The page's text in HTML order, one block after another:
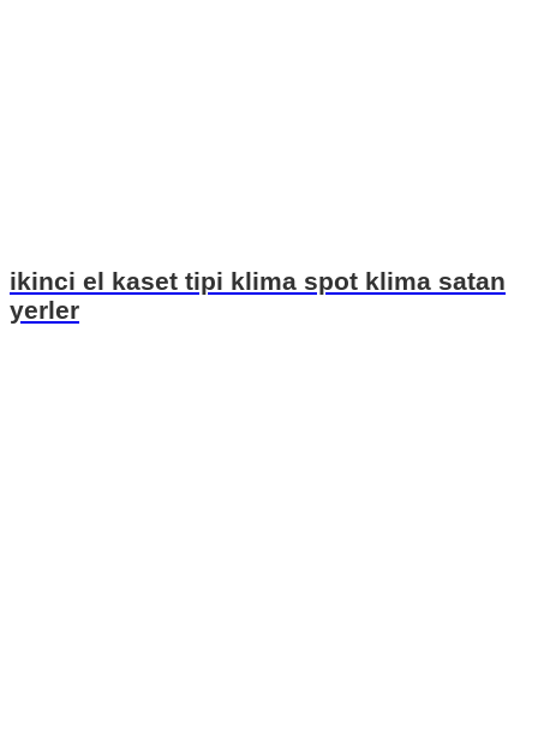
ikinci el kaset tipi klima spot klima satan
yerler